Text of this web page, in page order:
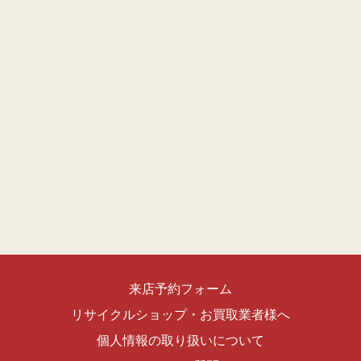
来店予約フォーム
リサイクルショップ・お買取業者様へ
個人情報の取り扱いについて